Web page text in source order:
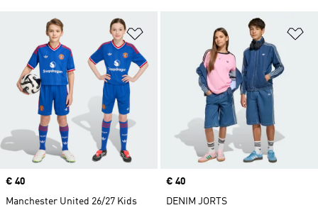
Zur Wunschliste hinzufügen
Price
€ 40
Manchester United 26/27 Kids
Price
€ 40
DENIM JORTS